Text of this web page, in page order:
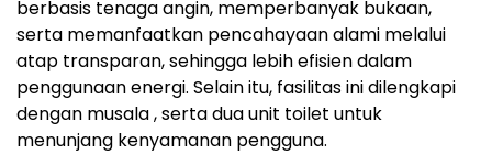
berbasis tenaga angin, memperbanyak bukaan,
serta memanfaatkan pencahayaan alami melalui
atap transparan, sehingga lebih efisien dalam
penggunaan energi. Selain itu, fasilitas ini dilengkapi
dengan musala , serta dua unit toilet untuk
menunjang kenyamanan pengguna.